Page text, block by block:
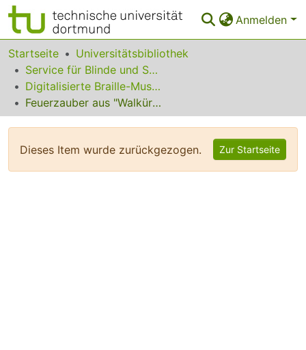
Anmelden
Bereiche & Sammlungen
Das gesamte Repositorium
Statistiken
Startseite
Universitätsbibliothek
Service für Blinde und Sehbehinderte
Digitalisierte Braille-Musik-Matrizen des VzfB
Feuerzauber aus "Walküre"
Dieses Item wurde zurückgezogen. Zur Startseite